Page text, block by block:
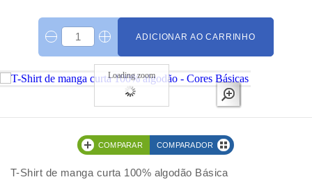
ADICIONAR AO CARRINHO
Loading zoom
COMPARAR COMPARADOR
T-Shirt de manga curta 100% algodão Básica